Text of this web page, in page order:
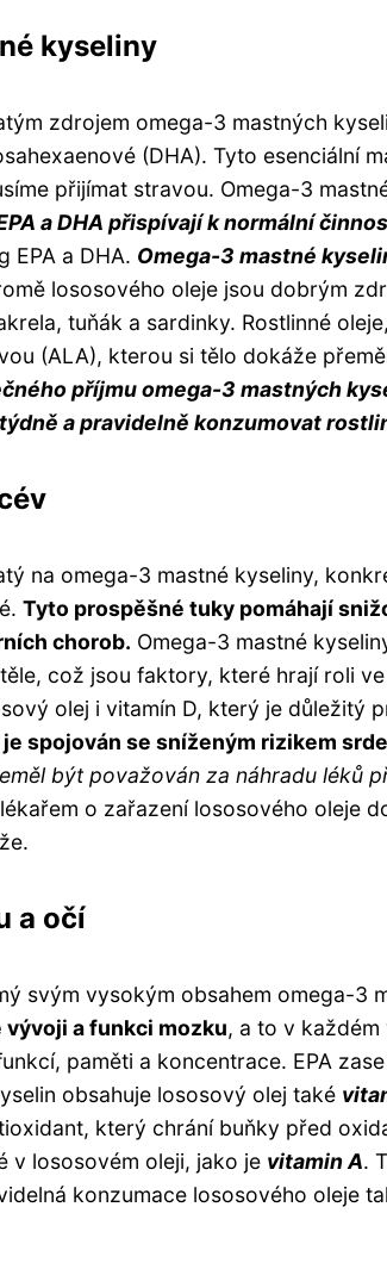
kyseliny
zdrojem omega-3 mastných
(DHA). Tyto esenciální
přijímat stravou. Omega-3
a DHA přispívají k normální
EPA a DHA. Omega-3 mastné
lososového oleje jsou dobrým
tuňák a sardinky. Rostlinné
(ALA), kterou si tělo dokáže
příjmu omega-3 mastných
a pravidelně konzumovat
na omega-3 mastné kyseliny,
Tyto prospěšné tuky pomáhají
chorob. Omega-3 mastné
což jsou faktory, které hrají roli
olej i vitamín D, který je důležitý
spojován se sníženým rizikem
být považován za náhradu léků
o zařazení lososového oleje
a očí
svým vysokým obsahem omega-3
a funkci mozku, a to v
paměti a koncentrace. EPA
obsahuje lososový olej také
který chrání buňky před
v lososovém oleji, jako je vitamin A.
konzumace lososového oleje